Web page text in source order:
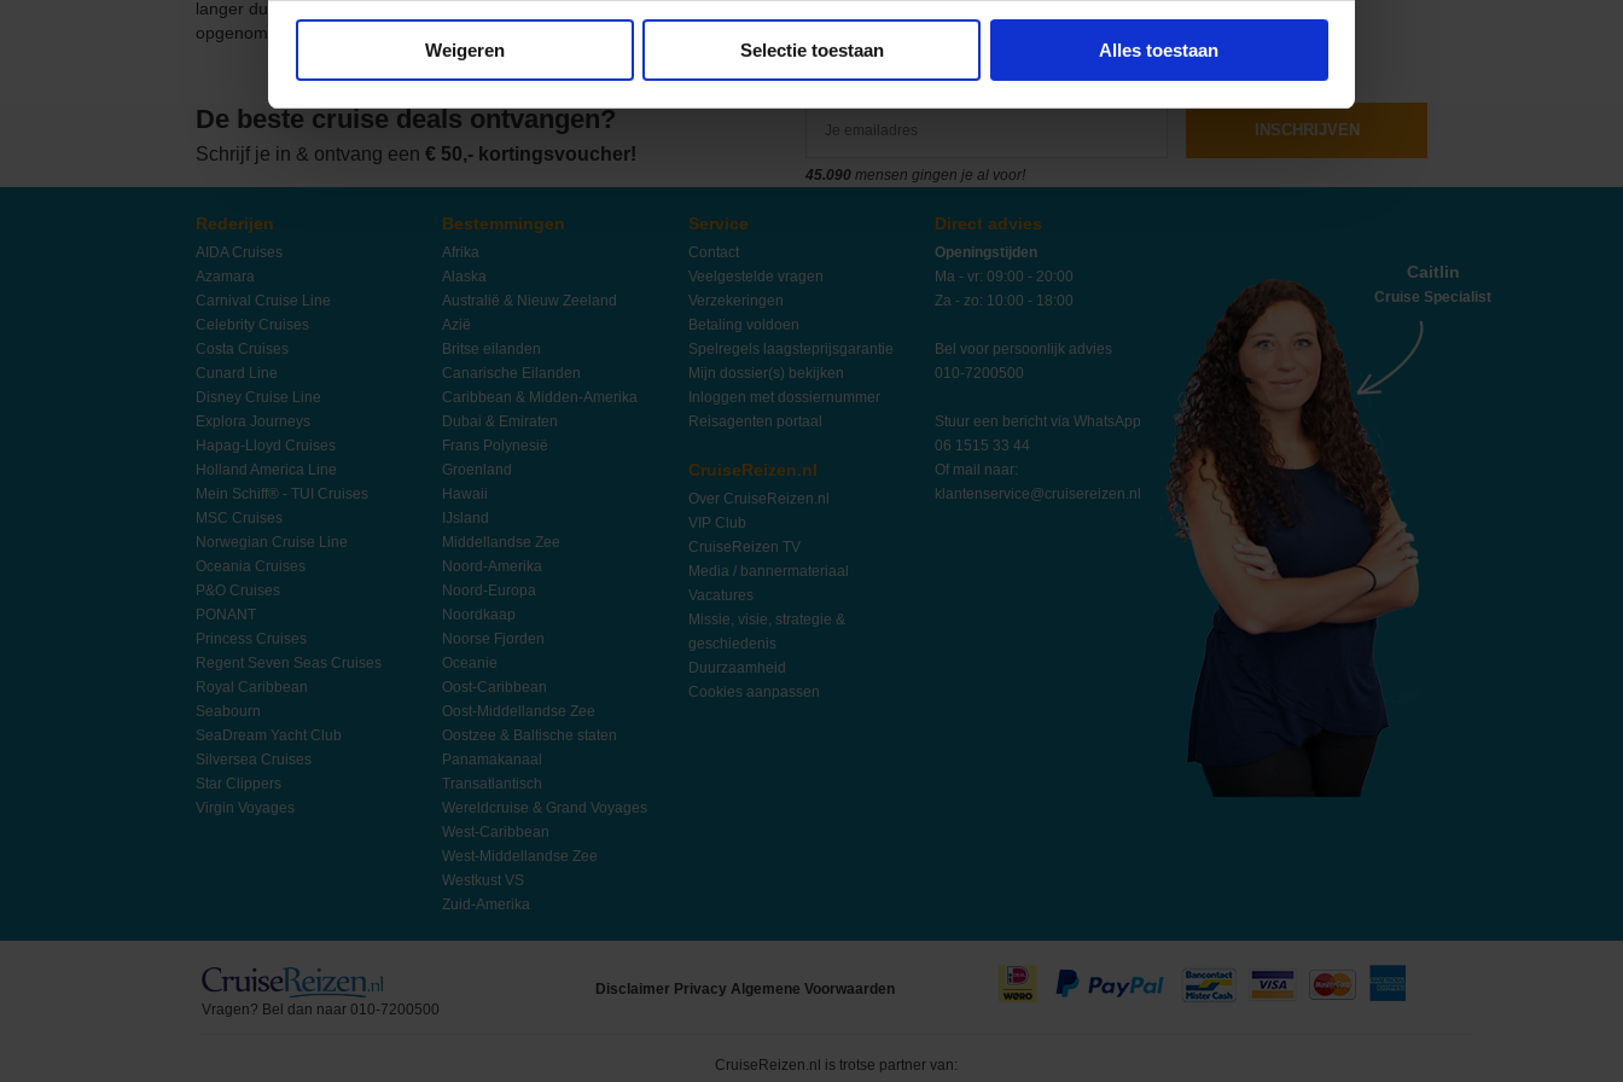
Weigeren Selectie toestaan Alles toestaan
langer duren door een orkaan. De meeste reisverzekeringen hebben weersomstandigheden in hun verzekering
opgenomen.
De beste cruise deals ontvangen?
Schrijf je in & ontvang een € 50,- kortingsvoucher!
45.090 mensen gingen je al voor!
INSCHRIJVEN
Rederijen
AIDA Cruises
Azamara
Carnival Cruise Line
Celebrity Cruises
Costa Cruises
Cunard Line
Disney Cruise Line
Explora Journeys
Hapag-Lloyd Cruises
Holland America Line
Mein Schiff® - TUI Cruises
MSC Cruises
Norwegian Cruise Line
Oceania Cruises
P&O Cruises
PONANT
Princess Cruises
Regent Seven Seas Cruises
Royal Caribbean
Seabourn
SeaDream Yacht Club
Silversea Cruises
Star Clippers
Virgin Voyages
Bestemmingen
Afrika
Alaska
Australië & Nieuw Zeeland
Azië
Britse eilanden
Canarische Eilanden
Caribbean & Midden-Amerika
Dubai & Emiraten
Frans Polynesië
Groenland
Hawaii
IJsland
Middellandse Zee
Noord-Amerika
Noord-Europa
Noordkaap
Noorse Fjorden
Oceanie
Oost-Caribbean
Oost-Middellandse Zee
Oostzee & Baltische staten
Panamakanaal
Transatlantisch
Wereldcruise & Grand Voyages
West-Caribbean
West-Middellandse Zee
Westkust VS
Zuid-Amerika
Service
Contact
Veelgestelde vragen
Verzekeringen
Betaling voldoen
Spelregels laagsteprijsgarantie
Mijn dossier(s) bekijken
Inloggen met dossiernummer
Reisagenten portaal
CruiseReizen.nl
Over CruiseReizen.nl
VIP Club
CruiseReizen TV
Media / bannermateriaal
Vacatures
Missie, visie, strategie &
geschiedenis
Duurzaamheid
Cookies aanpassen
Direct advies
Openingstijden
Ma - vr: 09:00 - 20:00
Za - zo: 10:00 - 18:00
Bel voor persoonlijk advies
010-7200500
Stuur een bericht via WhatsApp
06 1515 33 44
Of mail naar:
klantenservice@cruisereizen.nl
Caitlin
Cruise Specialist
Vragen? Bel dan naar 010-7200500
Disclaimer Privacy Algemene Voorwaarden
CruiseReizen.nl is trotse partner van: